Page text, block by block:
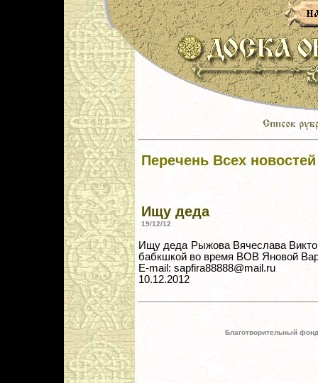
Перечень Всех новостей
Ищу деда
19/12/12
Ищу деда Рыжова Вячеслава
бабкшкой во время ВОВ Яновой
E-mail: sapfira88888@mail.ru
10.12.2012
Благотворительный